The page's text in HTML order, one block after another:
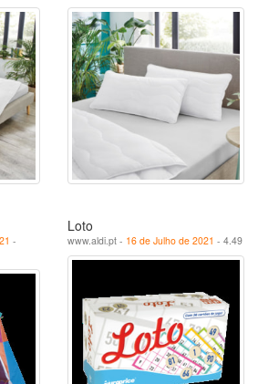
-
Loto
www.aldi.pt - 16 de Julho de 2021 - 4.49